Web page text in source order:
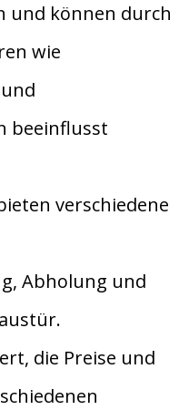
und können durch
wie
beeinflusst
verschiedene
Abholung und
die Preise und